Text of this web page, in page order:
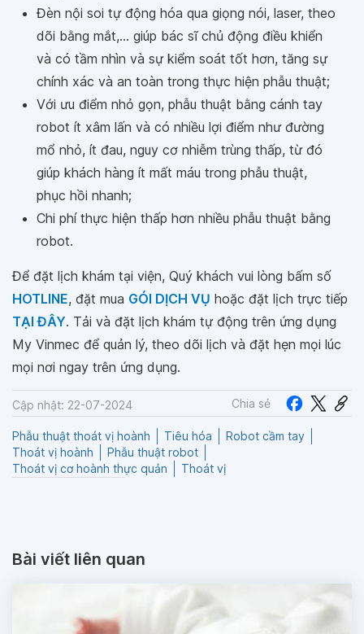
Đèn nội soi tự động hóa qua giọng nói, laser, theo
dõi bằng mắt,... giúp bác sĩ chủ động điều khiển
và có tầm nhìn và sự kiểm soát tốt hơn, tăng sự
chính xác và an toàn trong thực hiện phẫu thuật;
Với ưu điểm nhỏ gọn, phẫu thuật bằng cánh tay
robot ít xâm lấn và có nhiều lợi điểm như đường
mổ nhỏ, ít đau, nguy cơ nhiễm trùng thấp, từ đó
giúp khách hàng ít mất máu trong phẫu thuật,
phục hồi nhanh;
Chi phí thực hiện thấp hơn nhiều phẫu thuật bằng
robot.
Để đặt lịch khám tại viện, Quý khách vui lòng bấm số
HOTLINE, đặt mua GÓI DỊCH VỤ hoặc đặt lịch trực tiếp
TẠI ĐÂY. Tải và đặt lịch khám tự động trên ứng dụng
My Vinmec để quản lý, theo dõi lịch và đặt hẹn mọi lúc
mọi nơi ngay trên ứng dụng.
Cập nhật: 22-07-2024 Chia sẻ
Phẫu thuật thoát vị hoành Tiêu hóa
Robot cầm tay
Thoát vị hoành
Phẫu thuật robot
Thoát vị cơ hoành thực quản
Thoát vị
Bài viết liên quan